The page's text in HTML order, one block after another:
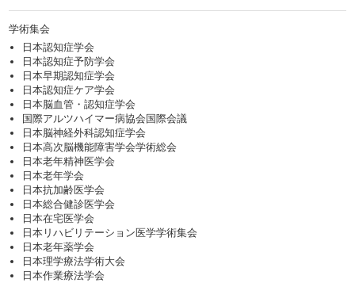
学術集会
日本認知症学会
日本認知症予防学会
日本早期認知症学会
日本認知症ケア学会
日本脳血管・認知症学会
国際アルツハイマー病協会国際会議
日本脳神経外科認知症学会
日本高次脳機能障害学会学術総会
日本老年精神医学会
日本老年学会
日本抗加齢医学会
日本総合健診医学会
日本在宅医学会
日本リハビリテーション医学学術集会
日本老年薬学会
日本理学療法学術大会
日本作業療法学会